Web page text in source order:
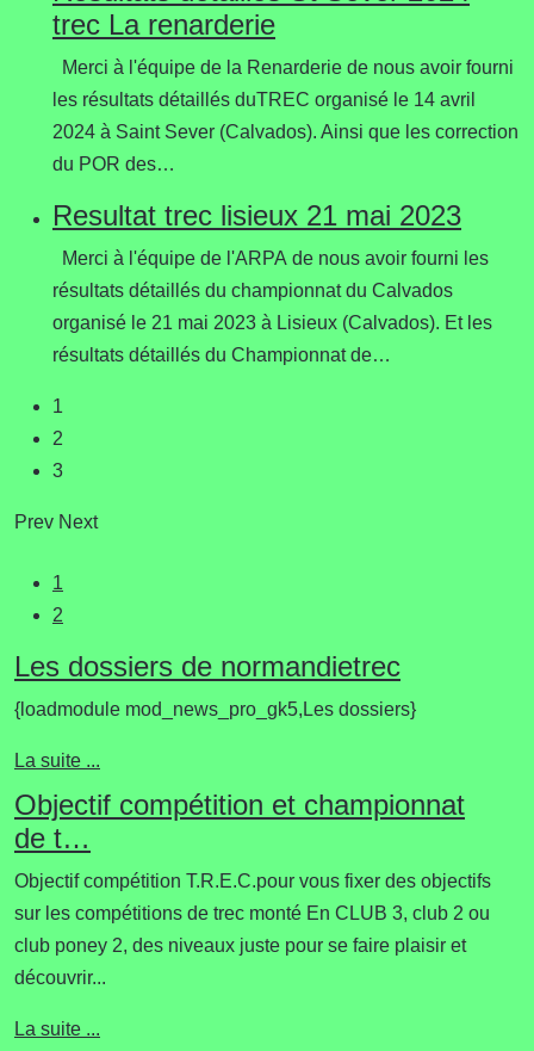
trec La renarderie
Merci à l'équipe de la Renarderie de nous avoir fourni
les résultats détaillés duTREC organisé le 14 avril
2024 à Saint Sever (Calvados). Ainsi que les correction
du POR des…
Resultat trec lisieux 21 mai 2023
Merci à l'équipe de l'ARPA de nous avoir fourni les
résultats détaillés du championnat du Calvados
organisé le 21 mai 2023 à Lisieux (Calvados). Et les
résultats détaillés du Championnat de…
1
2
3
Prev Next
1
2
Les dossiers de normandietrec
{loadmodule mod_news_pro_gk5,Les dossiers}
La suite ...
Objectif compétition et championnat
de t…
Objectif compétition T.R.E.C.pour vous fixer des objectifs
sur les compétitions de trec monté En CLUB 3, club 2 ou
club poney 2, des niveaux juste pour se faire plaisir et
découvrir...
La suite ...